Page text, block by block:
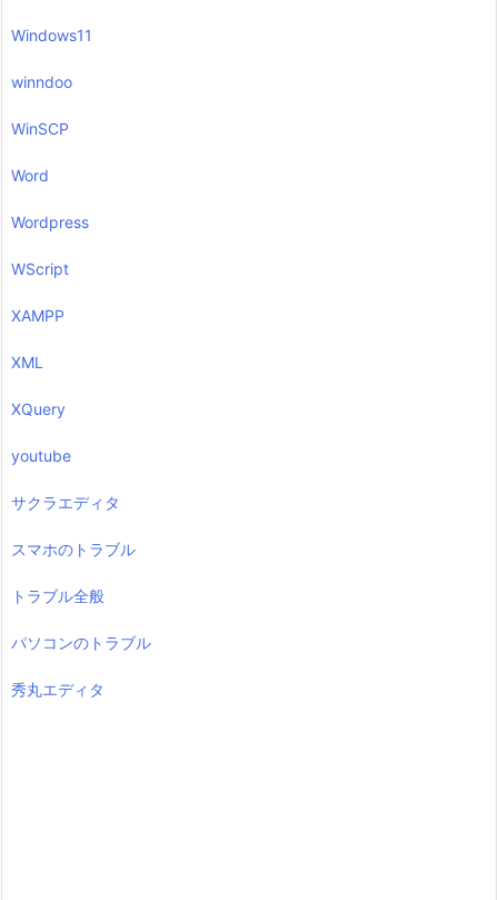
Windows11
winndoo
WinSCP
Word
Wordpress
WScript
XAMPP
XML
XQuery
youtube
サクラエディタ
スマホのトラブル
トラブル全般
パソコンのトラブル
秀丸エディタ